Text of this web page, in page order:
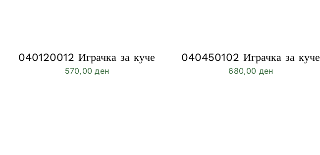
040120012 Играчка за куче
570,00ден
040450102 Играчка за куче
680,00 ден